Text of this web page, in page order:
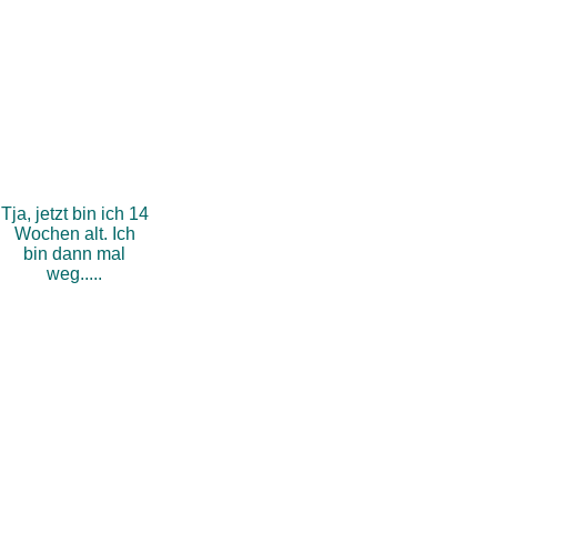
Tja, jetzt bin ich 14
Wochen alt. Ich
bin dann mal
weg.....